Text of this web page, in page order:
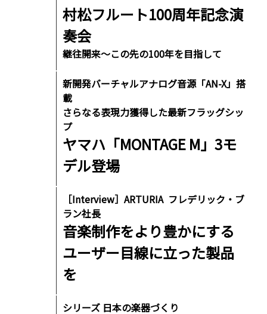
村松フルート100周年記念演
奏会
継往開来〜この先の100年を目指して
新開発バーチャルアナログ音源「AN-X」搭
載
さらなる表現力獲得した最新フラッグシッ
プ
ヤマハ「MONTAGE M」3モ
デル登場
［Interview］ARTURIA フレデリック・ブ
ラン社長
音楽制作をより豊かにする
ユーザー目線に立った製品
を
シリーズ 日本の楽器づくり